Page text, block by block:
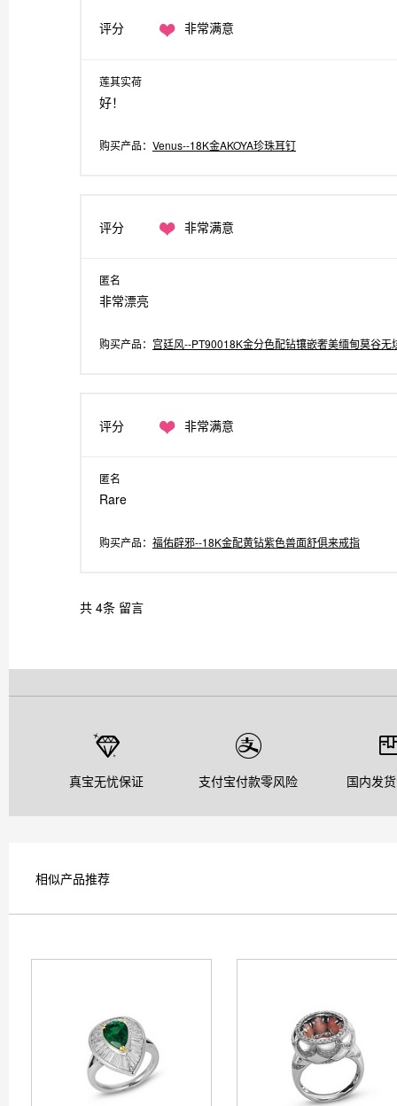
评分 非常满意
莲其实荷
好！
购买产品： Venus--18K金AKOYA珍珠耳钉
评分 非常满意
匿名
非常漂亮
购买产品： 宫廷风--PT90018K金分色配钻镶嵌奢美缅甸莫谷无
评分 非常满意
匿名
Rare
购买产品： 福佑辟邪--18K金配黄钻紫色兽面舒俱来戒指
共 4条 留言
真宝无忧保证 支付宝付款零风险 国内发
相似产品推荐